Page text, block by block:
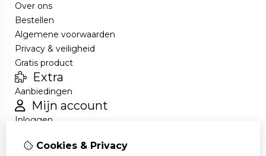
Over ons
Bestellen
Algemene voorwaarden
Privacy & veiligheid
Gratis product
Extra
Aanbiedingen
Mijn account
Inloggen
Nieuwsbrief
Cookies & Privacy